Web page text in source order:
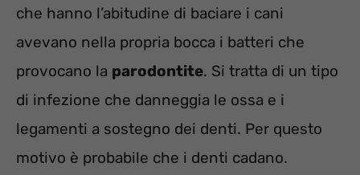
che hanno l’abitudine di baciare i cani
avevano nella propria bocca i batteri che
provocano la parodontite. Si tratta di un tipo
di infezione che danneggia le ossa e i
legamenti a sostegno dei denti. Per questo
motivo è probabile che i denti cadano.